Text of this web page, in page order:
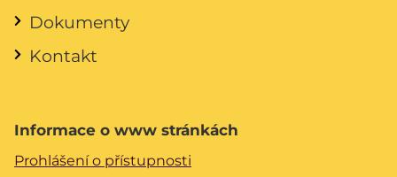
Dokumenty
Kontakt
Informace o www stránkách
Prohlášení o přístupnosti